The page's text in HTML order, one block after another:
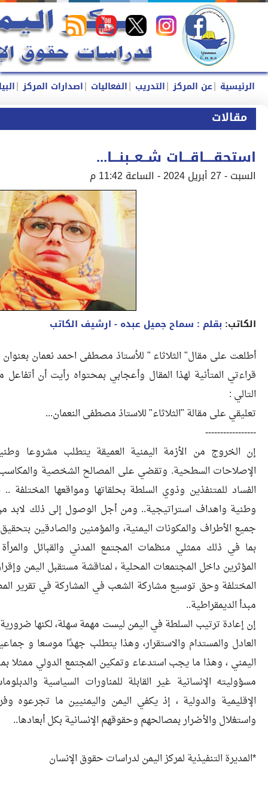
الرئيسية |عن المركز |التدريب |الفعاليات |اصدارات المركز |
مقالات
استحقــــاقـــات شــعــبنـــا...
السبت - 27 أبريل 2024 - الساعة 11:42 م
الكاتب: بقلم : سماح جميل عبده - ارشيف الكاتب
قراءتي المتأنية لهذا المقال وأعجابي بمحتواه رأيت أن
التالي :
تعليقي على مقالة "الثلاثاء" للاستاذ مصطفى النعمان...
-----------------
إن الخروج من الأزمة اليمنية العميقة يتطلب مشروعا
الإصلاحات السطحية. وتقضي على المصالح الشخصية
الفساد للمتنفذين وذوي السلطة بحلقاتها ومواقعها
وطنية واهداف استراتيجية.. ومن أجل الوصول إلى ذلك
جميع الأطراف والمكونات اليمنية، والمؤمنين والصادقين
بما في ذلك ممثلي منظمات المجتمع المدني والقبائل والمرأة
المؤثرين داخل المجتمعات المحلية ، لمناقشة مستقبل اليمن
المختلفة وحق توسيع مشاركة الشعب في المشاركة في تقرير
مبدأ الديمقراطية..
إن إعادة ترتيب السلطة في اليمن ليست مهمة سهلة، لكنها
العادل والمستدام والاستقرار، وهذا يتطلب جهدًا موسعا و
اليمني ، وهذا ما يجب استدعاء وتمكين المجتمع الدولي ممثلا
مسؤوليته الإنسانية غير القابلة للمناورات السياسية
الإقليمية والدولية ، إذ يكفي اليمن واليمنيين ما
واستغلال والأضرار بمصالحهم وحقوقهم الإنسانية بكل أبعادها..
*المديرة التنفيذية لمركز اليمن لدراسات حقوق الإنسان